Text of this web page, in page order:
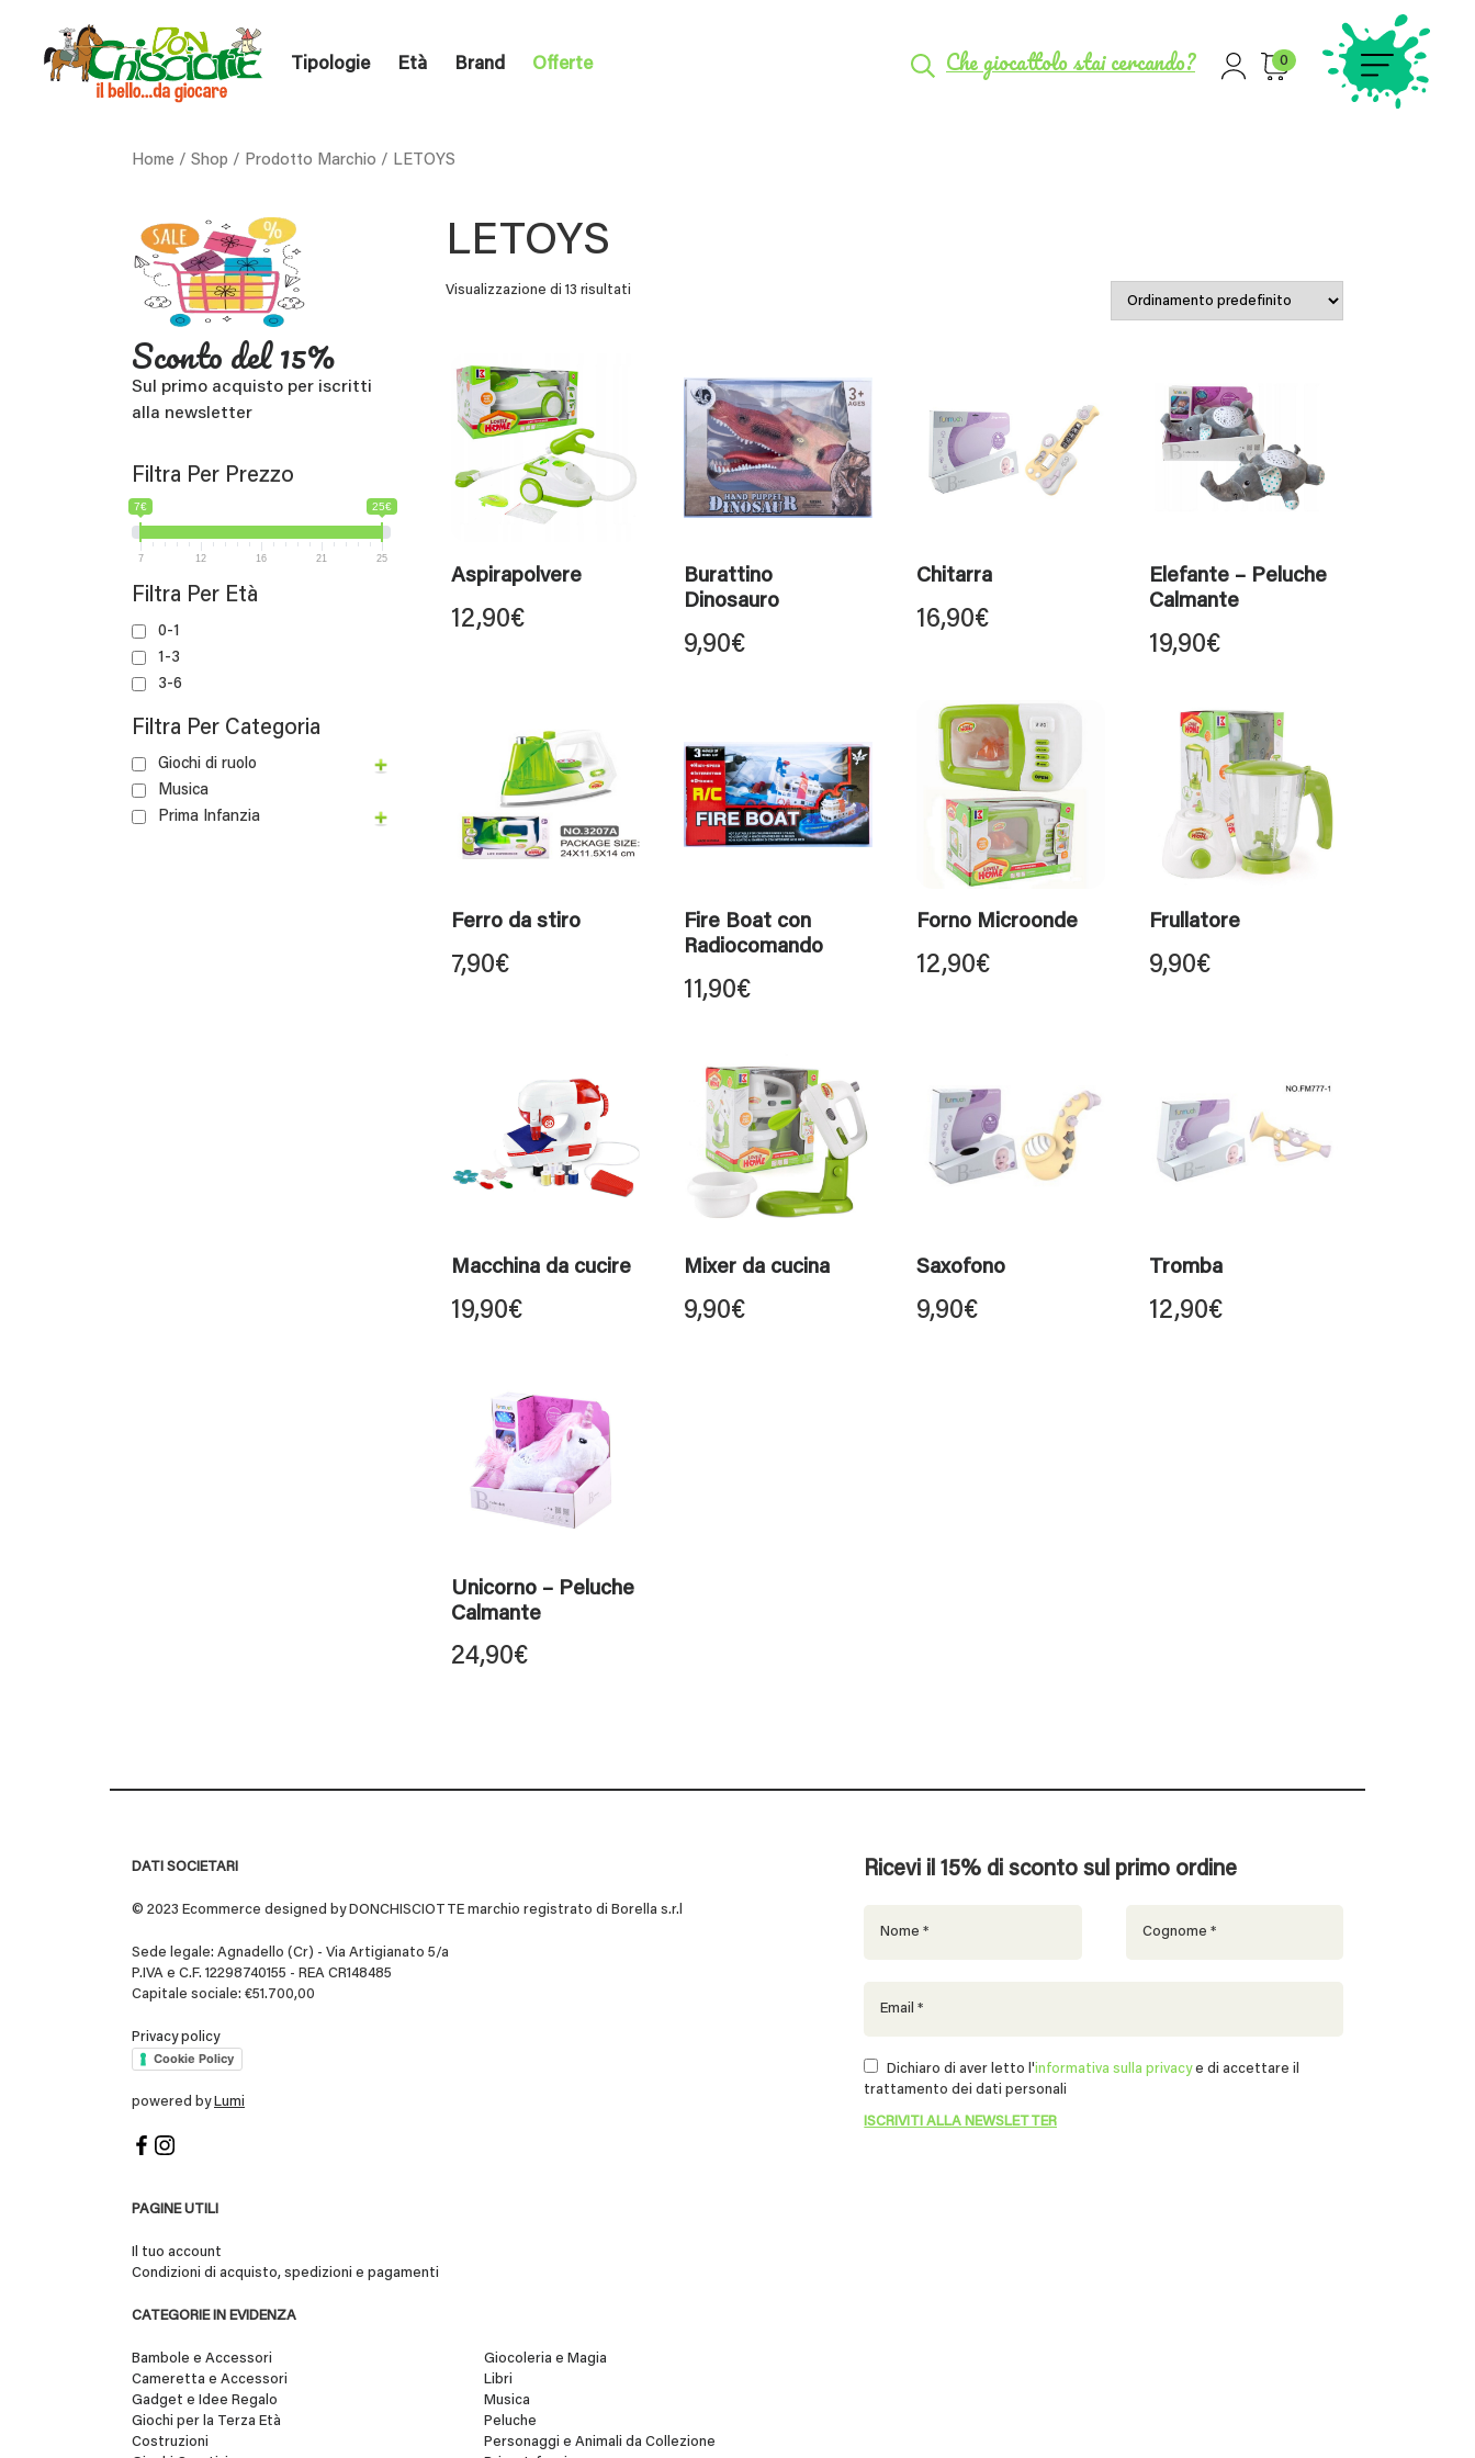
Tipologie Età Brand Offerte Che giocattolo stai cercando? 0
Home / Shop / Prodotto Marchio / LETOYS
Sconto del 15%
Sul primo acquisto per iscritti
alla newsletter
Filtra Per Prezzo
7€ 25€
7 12 16 21 25
Filtra Per Età
0-1
1-3
3-6
Filtra Per Categoria
Giochi di ruolo
Musica
Prima Infanzia
LETOYS
Visualizzazione di 13 risultati
Aspirapolvere
12,90€
Burattino
Dinosauro
9,90€
Chitarra
16,90€
Elefante – Peluche
Calmante
19,90€
Ferro da stiro
7,90€
Fire Boat con
Radiocomando
11,90€
Forno Microonde
12,90€
Frullatore
9,90€
Macchina da cucire
19,90€
Mixer da cucina
9,90€
Saxofono
9,90€
Tromba
12,90€
Unicorno – Peluche
Calmante
24,90€
DATI SOCIETARI
© 2023 Ecommerce designed by DONCHISCIOTTE marchio registrato di Borella s.r.l
Sede legale: Agnadello (Cr) - Via Artigianato 5/a
P.IVA e C.F. 12298740155 - REA CR148485
Capitale sociale: €51.700,00
Privacy policy
Cookie Policy
powered by Lumi
PAGINE UTILI
Il tuo account
Condizioni di acquisto, spedizioni e pagamenti
CATEGORIE IN EVIDENZA
Bambole e Accessori
Cameretta e Accessori
Gadget e Idee Regalo
Giochi per la Terza Età
Costruzioni
Giocoleria e Magia
Libri
Musica
Peluche
Personaggi e Animali da Collezione
Ricevi il 15% di sconto sul primo ordine
Dichiaro di aver letto l'informativa sulla privacye di accettare il
trattamento dei dati personali